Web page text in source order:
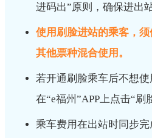
进码出”原则，确保进出
使用刷脸进站的乘客，
其他票种混合使用。
若开通刷脸乘车后不想
在“e福州”APP上点击“刷
乘车费用在出站时同步